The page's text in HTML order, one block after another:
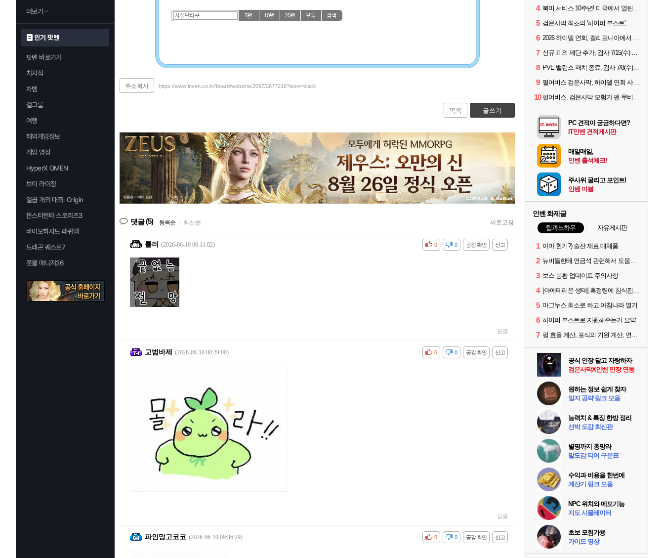
더보기
인기 팟벤
팟벤 바로가기
치지직
차벤
걸그룹
여행
해외게임정보
게임 영상
HyperX OMEN
브이 라이징
일곱 개의 대죄: Origin
몬스터헌터 스토리즈3
바이오하자드 레퀴엠
드래곤 퀘스트7
풋볼 매니저26
5번 10번 20번 모두 검색
주소복사 https://www.inven.co.kr/board/webzine/2097/2677216?iskin=black
목록 글쓰기
댓글(5) 등록순 최신순 새로고침
룰러 (2026-06-10 00:11:02) 신고
공감 확인
비공감 0
0
답글
교범바제 (2026-06-10 00:29:00) 신고
공감 확인
비공감 0
0
답글
파인망고코코 (2026-06-10 09:36:29) 신고
공감 확인
비공감 0
0
4 북미 서비스 10주년! 미국에서 열린 '검은사막 하이델 연회'
5 검은사막 최초의 '하이퍼 부스트', 직접 해봤습니다
6 2026 하이델 연회, 캘리포니아에서 개최
7 신규 피의 제단 추가, 검사 7/15(수) 패치 핵심 정리
8 PVE 밸런스 패치 종료, 검사 7/8(수) 패치 핵심 정리
9 펄어비스 검은사막, 하이델 연회 사전 이벤트 시작
10 펄어비스, 검은사막 모험가 팬 무비 '마디걸스' 글로벌 상영회 개최
PC 견적이 궁금하다면?
IT인벤 견적게시판
매일매일,
인벤 출석체크!
주사위 굴리고 포인트!
인벤 마블
인벤 화제글
팁과노하우 자유게시판
1 아마 환기?) 술잔 재료 대체품
2 뉴비들한테 연금석 관련해서 도움이 될까해서..(벨의심장 등)
3 보스 봉황 업데이트 주의사항
4 [아에테리온 생태] 흑정령에 침식된 검사/용병
5 마그누스 최소로 하고 아침나라 열기
6 하이퍼 부스트로 지원해주는거 요약
7 펄 효율 계산, 포식의 기원 계산, 연금석 계산 사이트 공유
공식 인장 달고 자랑하자
검은사막X인벤 인장 연동
원하는 정보 쉽게 찾자
일지 공략 링크 모음
능력치 & 특징 한방 정리
선박 도감 최신판
별명까지 총망라
말도감 티어 구분표
수익과 비용을 한번에
계산기 링크 모음
NPC 위치와 메모기능
지도 시뮬레이터
초보 모험가용
가이드 영상